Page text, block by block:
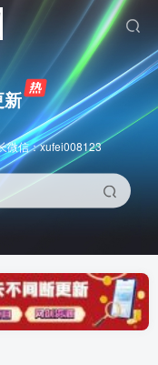
微信：xufei008123